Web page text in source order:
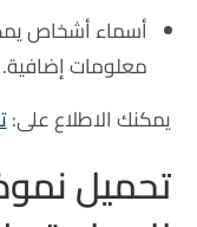
أسماء أشخاص
معلومات إضافية.
يمكنك الاطلاع على:
تحميل